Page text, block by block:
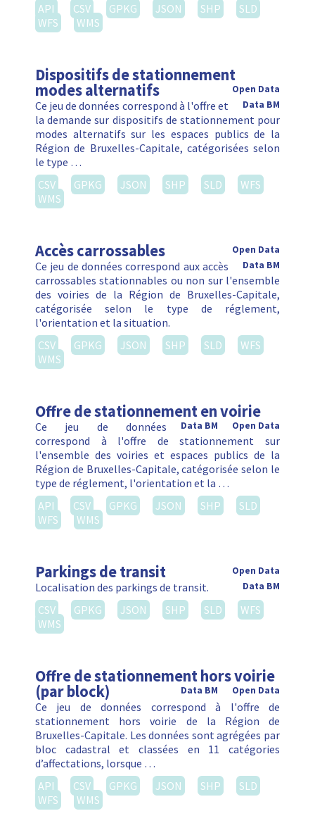
API
CSV GPKG JSON SHP
SLD
WFS
WMS
Dispositifs de stationnement
modes alternatifs
Open Data
Data BM
Ce jeu de données correspond à l'offre et
la demande sur dispositifs de stationnement pour
modes alternatifs sur les espaces publics de la
Région de Bruxelles-Capitale, catégorisées selon
le type …
CSV
GPKG JSON SHP SLD
WFS
WMS
Accès carrossables
Open Data
Data BM
Ce jeu de données correspond aux accès
carrossables stationnables ou non sur l'ensemble
des voiries de la Région de Bruxelles-Capitale,
catégorisée selon le type de réglement,
l'orientation et la situation.
CSV
GPKG JSON SHP SLD
WFS
WMS
Offre de stationnement en voirie
Open Data
Data BM
Ce jeu de données
correspond à l'offre de stationnement sur
l'ensemble des voiries et espaces publics de la
Région de Bruxelles-Capitale, catégorisée selon le
type de réglement, l'orientation et la …
API
CSV GPKG JSON SHP
SLD
WFS
WMS
Parkings de transit
Open Data
Data BM
Localisation des parkings de transit.
CSV
GPKG JSON SHP SLD
WFS
WMS
Offre de stationnement hors voirie
(par block) Open Data
Data BM
Ce jeu de données correspond à l'offre de
stationnement hors voirie de la Région de
Bruxelles-Capitale. Les données sont agrégées par
bloc cadastral et classées en 11 catégories
d’affectations, lorsque …
API
CSV GPKG JSON SHP
SLD
WFS
WMS